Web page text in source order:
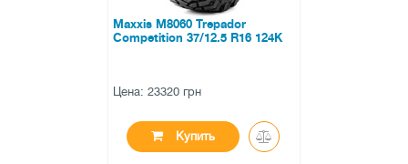
Maxxis M8060 Trepador
Competition 37/12.5 R16 124K
Цена: 23320 грн
Купить